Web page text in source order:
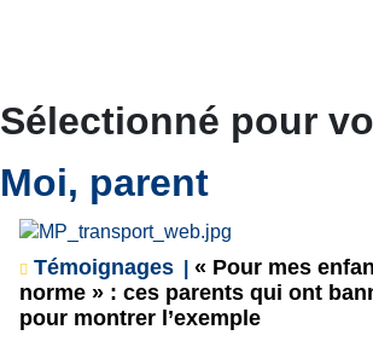
Sélectionné pour
Moi, parent
Témoignages
« Pour mes
norme » : ces parents qui ont
pour montrer l’exemple